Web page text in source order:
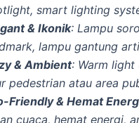
smart lighting
& Ikonik: Lampu
lampu gantung
& Ambient: Warm light
pedestrian atau area
Friendly & Hemat
cuaca, hemat energi,